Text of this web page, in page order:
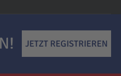
JETZT REGISTRIEREN